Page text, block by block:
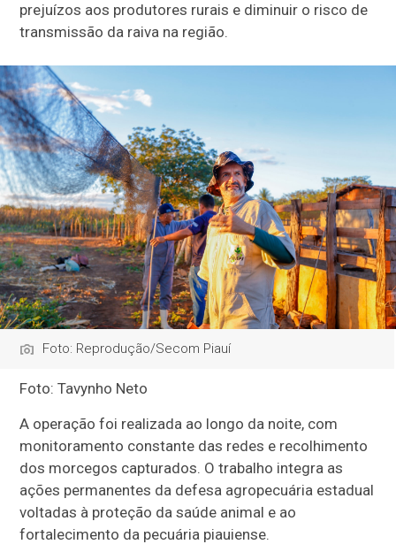
prejuízos aos produtores rurais e diminuir o risco de
transmissão da raiva na região.
Foto: Reprodução/Secom Piauí
Foto: Tavynho Neto
A operação foi realizada ao longo da noite, com
monitoramento constante das redes e recolhimento
dos morcegos capturados. O trabalho integra as
ações permanentes da defesa agropecuária estadual
voltadas à proteção da saúde animal e ao
fortalecimento da pecuária piauiense.